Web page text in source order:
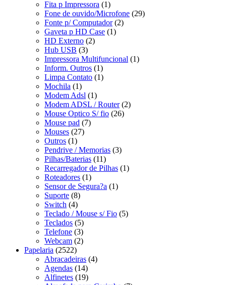
Fita p Impressora (1)
Fone de ouvido/Microfone (29)
Fonte p/ Computador (2)
Gaveta p HD Case (1)
HD Externo (2)
Hub USB (3)
Impressora Multifuncional (1)
Inform. Outros (1)
Limpa Contato (1)
Mochila (1)
Modem Adsl (1)
Modem ADSL / Router (2)
Mouse Optico S/ fio (26)
Mouse pad (7)
Mouses (27)
Outros (1)
Pendrive / Memorias (3)
Pilhas/Baterias (11)
Recarregador de Pilhas (1)
Roteadores (1)
Sensor de Segura?a (1)
Suporte (8)
Switch (4)
Teclado / Mouse s/ Fio (5)
Teclados (5)
Telefone (3)
Webcam (2)
Papelaria (2522)
Abracadeiras (4)
Agendas (14)
Alfinetes (19)